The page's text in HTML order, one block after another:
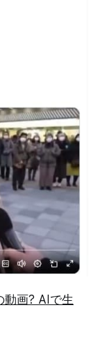
動画? AIで生